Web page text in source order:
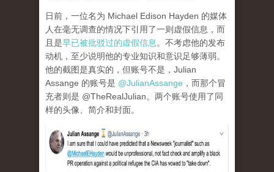
日前，一位名为 Michael Edison Hayden 的媒体
人在毫无调查的情况下引用了一则虚假信息，而
且是早已被批驳过的虚假信息 。不考虑他的发布
动机，至少说明他的专业知识和意识足够薄弱。
他的截图是真实的，但账号不是，Julian
Assange 的账号是 @JulianAssange ，而那个冒
充者则是 @TheRealJulian。两个账号使用了同
样的头像、简介和封面。